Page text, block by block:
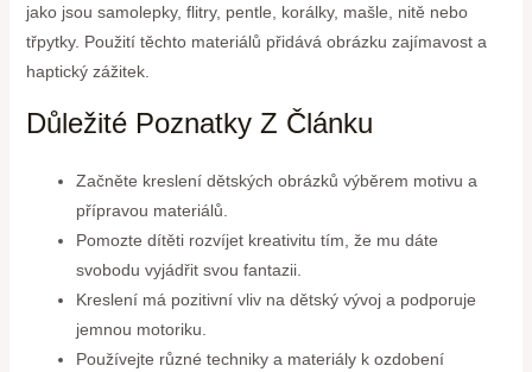
jako jsou samolepky, flitry, pentle, korálky, mašle, nitě nebo
třpytky. Použití těchto materiálů přidává obrázku zajímavost a
haptický zážitek.
Důležité Poznatky Z Článku
Začněte kreslení dětských obrázků výběrem motivu a
přípravou materiálů.
Pomozte dítěti rozvíjet kreativitu tím, že mu dáte
svobodu vyjádřit svou fantazii.
Kreslení má pozitivní vliv na dětský vývoj a podporuje
jemnou motoriku.
Používejte různé techniky a materiály k ozdobení